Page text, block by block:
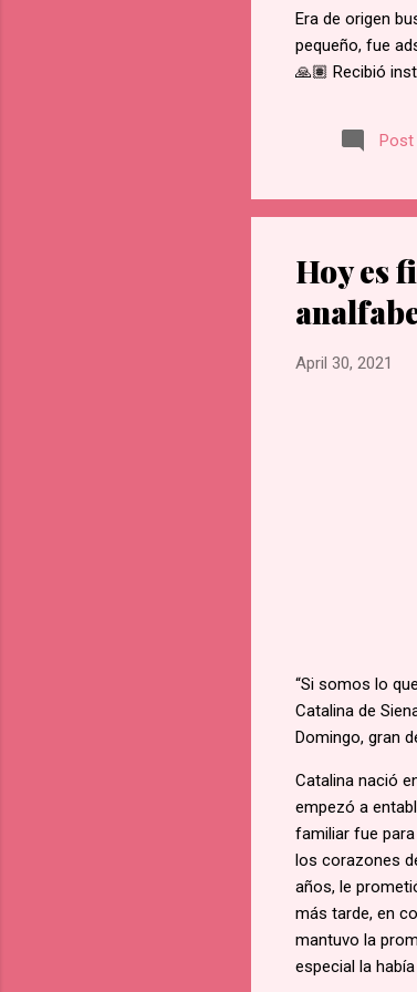
Era de origen
pequeño, fue
🙏🏽 Recibió
retractarse de
Namugongo, a
en Lubawo, fue
Post
Hoy es
April 30, 2021
“Si somos lo
Catalina de
Domingo, gran
Catalina nació
empezó a
familiar fue
los corazones
años, le
más tarde, en
mantuvo la
especial la